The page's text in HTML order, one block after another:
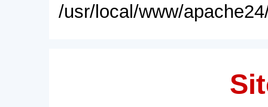
/usr/local/www/